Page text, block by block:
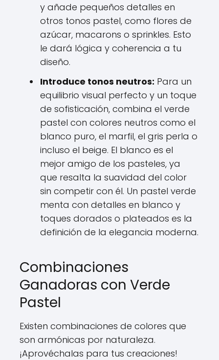
y añade pequeños detalles en
otros tonos pastel, como flores de
azúcar, macarons o sprinkles. Esto
le dará lógica y coherencia a tu
diseño.
Introduce tonos neutros: Para un
equilibrio visual perfecto y un toque
de sofisticación, combina el verde
pastel con colores neutros como el
blanco puro, el marfil, el gris perla o
incluso el beige. El blanco es el
mejor amigo de los pasteles, ya
que resalta la suavidad del color
sin competir con él. Un pastel verde
menta con detalles en blanco y
toques dorados o plateados es la
definición de la elegancia moderna.
Combinaciones
Ganadoras con Verde
Pastel
Existen combinaciones de colores que
son armónicas por naturaleza.
¡Aprovéchalas para tus creaciones!